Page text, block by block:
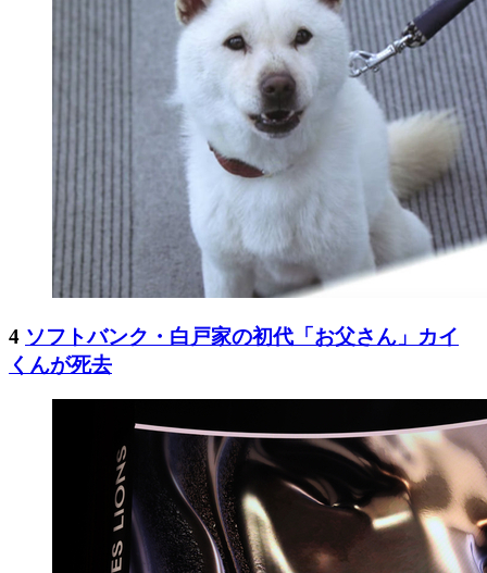
4 ソフトバンク・白戸家の初代「お父さん」カイ
くんが死去